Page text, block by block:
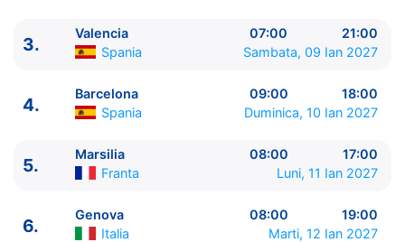
Ziua | Portul | Sosire - Plecare
----------------------------------------
3.
Valencia 07:00
21:00
Spania
Sambata, 09 Ian 2027
4.
Barcelona 09:00
18:00
Spania
Duminica, 10 Ian 2027
5.
Marsilia 08:00
17:00
Franta
Luni, 11 Ian 2027
6.
Genova 08:00
19:00
Italia
Marti, 12 Ian 2027